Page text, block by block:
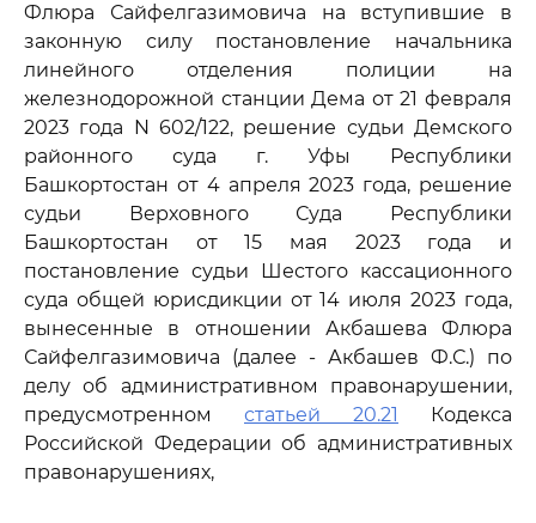
Флюра Сайфелгазимовича на вступившие в
законную силу постановление начальника
линейного отделения полиции на
железнодорожной станции Дема от 21 февраля
2023 года N 602/122, решение судьи Демского
районного суда г. Уфы Республики
Башкортостан от 4 апреля 2023 года, решение
судьи Верховного Суда Республики
Башкортостан от 15 мая 2023 года и
постановление судьи Шестого кассационного
суда общей юрисдикции от 14 июля 2023 года,
вынесенные в отношении Акбашева Флюра
Сайфелгазимовича (далее - Акбашев Ф.С.) по
делу об административном правонарушении,
предусмотренном статьей 20.21
Кодекса
Российской Федерации об административных
правонарушениях,